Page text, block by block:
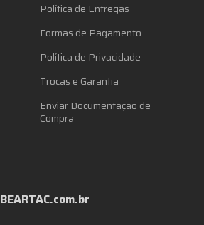
Política de Entregas
Formas de Pagamento
Política de Privacidade
Trocas e Garantia
Enviar Documentação de
Compra
BEARTAC.com.br